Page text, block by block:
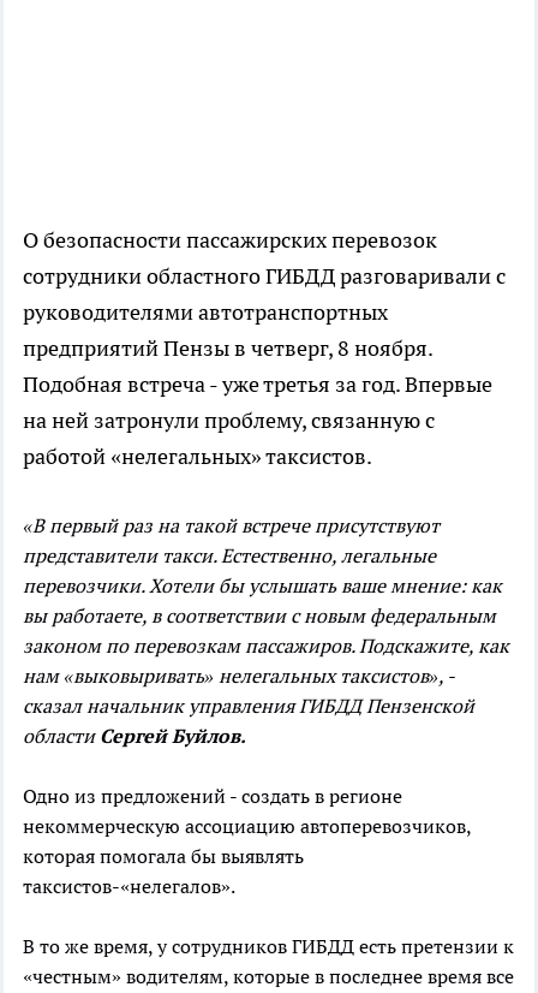
О безопасности пассажирских перевозок
сотрудники областного ГИБДД разговаривали с
руководителями автотранспортных
предприятий Пензы в четверг, 8 ноября.
Подобная встреча - уже третья за год. Впервые
на ней затронули проблему, связанную с
работой «нелегальных» таксистов.
«В первый раз на такой встрече присутствуют
представители такси. Естественно, легальные
перевозчики. Хотели бы услышать ваше мнение: как
вы работаете, в соответствии с новым федеральным
законом по перевозкам пассажиров. Подскажите, как
нам «выковыривать» нелегальных таксистов», -
сказал начальник управления ГИБДД Пензенской
области Сергей Буйлов.
Одно из предложений - создать в регионе
некоммерческую ассоциацию автоперевозчиков,
которая помогала бы выявлять
таксистов-«нелегалов».
В то же время, у сотрудников ГИБДД есть претензии к
«честным» водителям, которые в последнее время все